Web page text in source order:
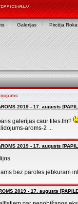
Galerijas Pircēja
2019 - 17. augusts
galerijas caur files.fm?
aroms-2 ...
2019 - 17. augusts
bez paroles jebkuram
2019 - 17. augusts